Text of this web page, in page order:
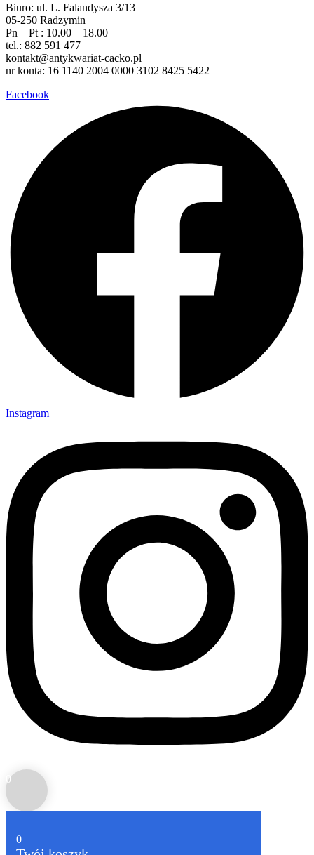
Biuro: ul. L. Falandysza 3/13
05-250 Radzymin
Pn – Pt : 10.00 – 18.00
tel.: 882 591 477
kontakt@antykwariat-cacko.pl
nr konta: 16 1140 2004 0000 3102 8425 5422
Facebook
Instagram
0
0